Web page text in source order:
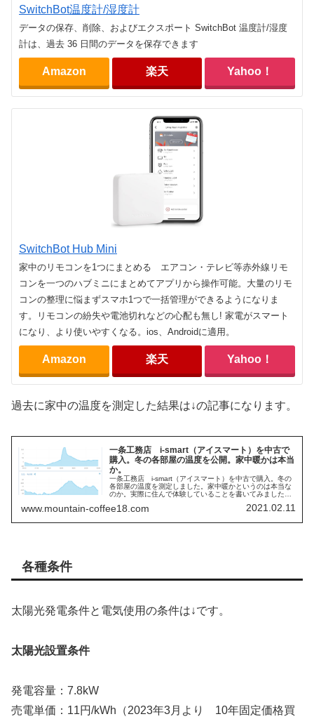
SwitchBot温度計/湿度計
データの保存、削除、およびエクスポート SwitchBot 温度計/湿度
計は、過去 36 日間のデータを保存できます
Amazon 楽天 Yahoo！
SwitchBot Hub Mini
家中のリモコンを1つにまとめる エアコン・テレビ等赤外線リモ
コンを一つのハブミニにまとめてアプリから操作可能。大量のリモ
コンの整理に悩まずスマホ1つで一括管理ができるようになりま
す。リモコンの紛失や電池切れなどの心配も無し! 家電がスマート
になり、より使いやすくなる。ios、Androidに適用。
Amazon 楽天 Yahoo！
過去に家中の温度を測定した結果は↓の記事になります。
一条工務店 i-smart（アイスマート）を中古で
購入。冬の各部屋の温度を公開。家中暖かは本当
か。
一条工務店 i-smart（アイスマート）を中古で購入。冬の
各部屋の温度を測定しました。家中暖かというのは本当な
のか。実際に住んで体験していることを書いてみました。
さい。
www.mountain-coffee18.com 2021.02.11
各種条件
太陽光発電条件と電気使用の条件は↓です。
太陽光設置条件
発電容量：7.8kW
売電単価：11円/kWh（2023年3月より 10年固定価格買